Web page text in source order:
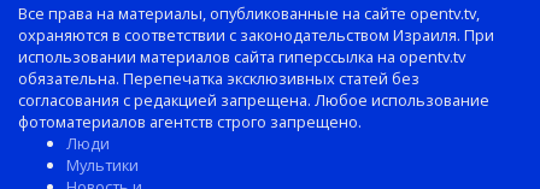
Все права на материалы, опубликованные на сайте opentv.tv,
охраняются в соответствии с законодательством Израиля. При
использовании материалов сайта гиперссылка на opentv.tv
обязательна. Перепечатка эксклюзивных статей без
согласования с редакцией запрещена. Любое использование
фотоматериалов агентств строго запрещено.
Люди
Мультики